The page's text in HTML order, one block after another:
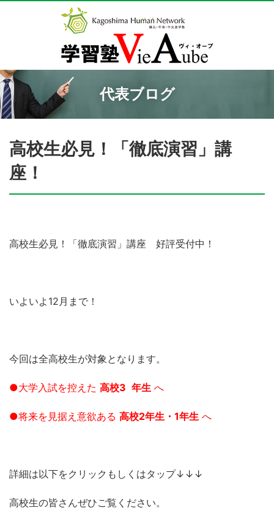
代表ブログ
高校生必見！「徹底演習」講
座！
高校生必見！「徹底演習」講座 好評受付中！
いよいよ12月まで！
今回は全高校生が対象となります。
●大学入試を控えた 高校3 年生 へ
●将来を見据え意欲ある 高校2年生・1年生 へ
詳細は以下をクリックもしくはタップ↓↓↓
高校生の皆さんぜひご覧ください。